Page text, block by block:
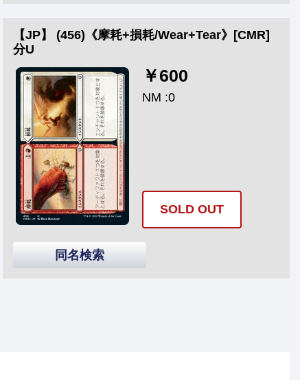
【JP】 (456)《摩耗+損耗/Wear+Tear》[CMR]
分U
￥600
NM :0
SOLD OUT
同名検索